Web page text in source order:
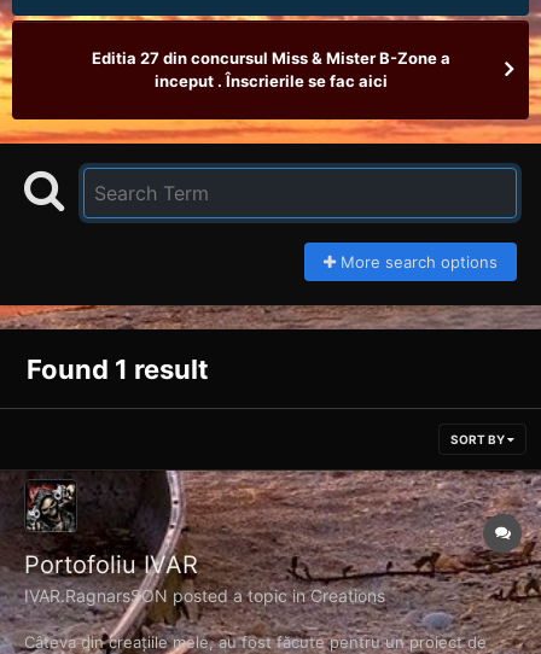
Editia 27 din concursul Miss & Mister B-Zone a
inceput . Înscrierile se fac aici
More search options
Found 1 result
SORT BY
Portofoliu IVAR
IVAR.RagnarsSON posted a topic inCreations
Câteva din creațiile mele, au fost făcute pentru un proiect de